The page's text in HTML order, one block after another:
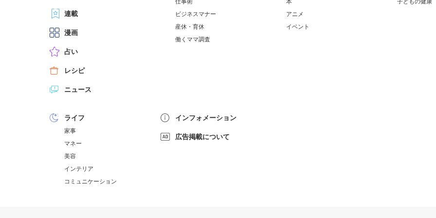
連載
漫画
占い
レシピ
ニュース
仕事術
ビジネスマナー
産休・育休
働くママ調査
本
アニメ
イベント
子どもの健康
ライフ
家事
マネー
美容
インテリア
コミュニケーション
インフォメーション
広告掲載について